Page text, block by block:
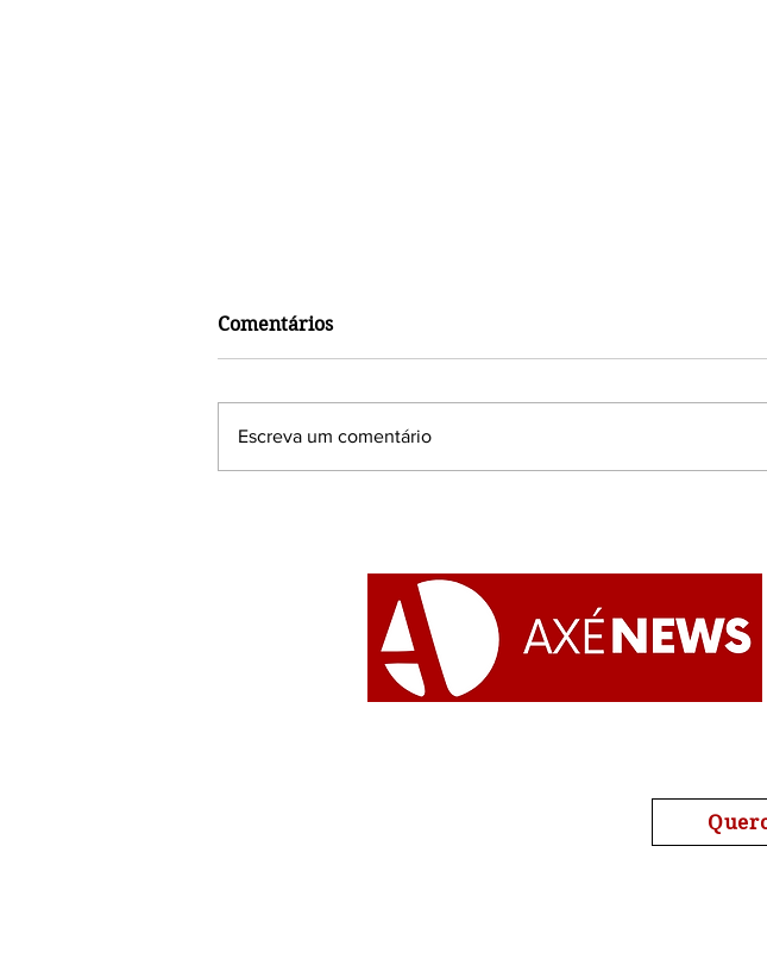
Religiosa no Rio de Janeiro
Umbanda
Comentários
Escreva um comentário